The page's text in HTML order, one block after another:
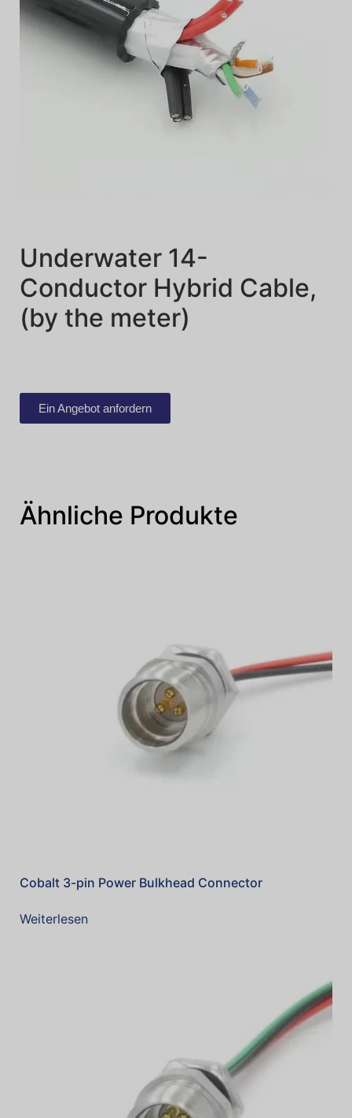
Underwater 14-
Conductor Hybrid Cable,
(by the meter)
Ein Angebot anfordern
Ähnliche Produkte
Cobalt 3-pin Power Bulkhead Connector
Weiterlesen